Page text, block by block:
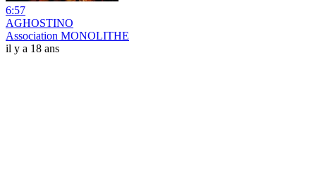
6:57
AGHOSTINO
Association MONOLITHE
il y a 18 ans